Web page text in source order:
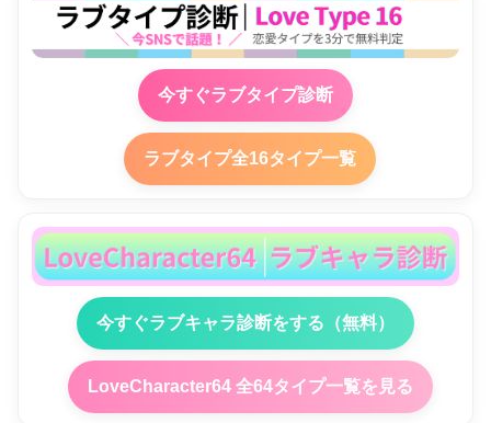
今すぐラブタイプ診断
ラブタイプ全16タイプ一覧
今すぐラブキャラ診断をする（無料）
LoveCharacter64 全64タイプ一覧を見る